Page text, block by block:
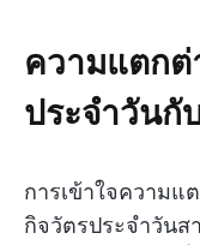
ความแตกต่
ประจำวันกั
การเข้าใจความแ
กิจวัตรประจำวัน